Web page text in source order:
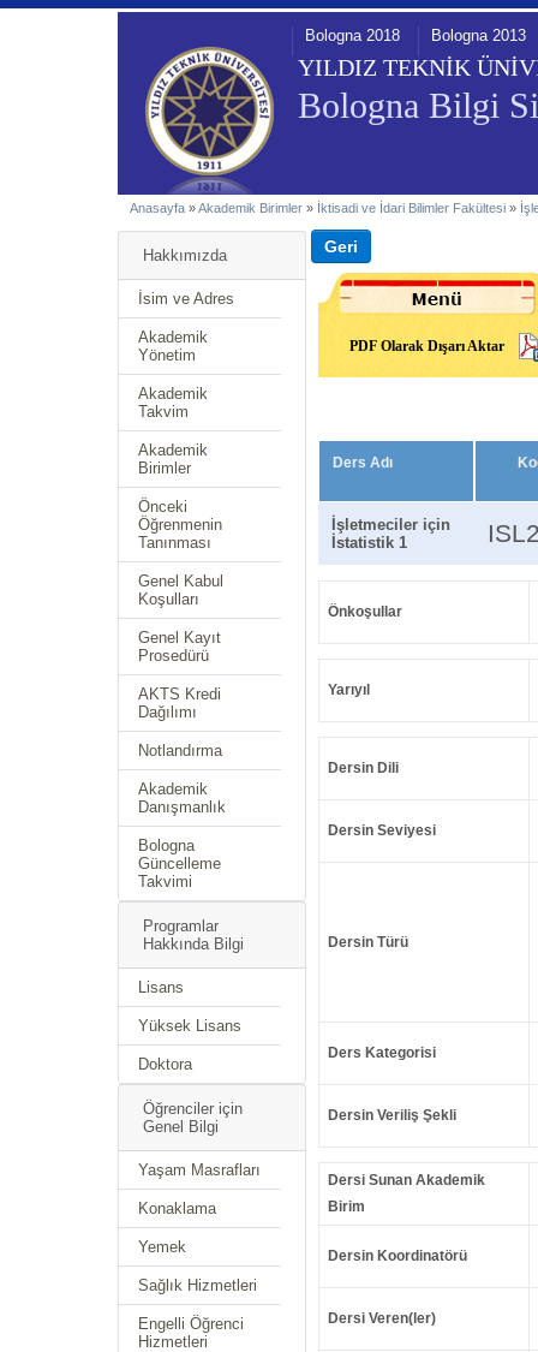
YILDIZ TEKNİK
Bologna Bilgi
Bologna 2018 Bologna 2013
Anasayfa »Akademik Birimler » İktisadi ve İdari Bilimler Fakültesi »
Hakkımızda
İsim ve Adres
Akademik
Yönetim
Akademik
Takvim
Akademik
Birimler
Önceki
Öğrenmenin
Tanınması
Genel Kabul
Koşulları
Genel Kayıt
Prosedürü
AKTS Kredi
Dağılımı
Notlandırma
Akademik
Danışmanlık
Bologna
Güncelleme
Takvimi
Programlar
Hakkında Bilgi
Lisans
Yüksek Lisans
Doktora
Öğrenciler için
Genel Bilgi
Yaşam Masrafları
Konaklama
Yemek
Sağlık Hizmetleri
Engelli Öğrenci
Hizmetleri
PDF Olarak Dışarı Aktar
Ders Adı
İşletmeciler için
İstatistik 1
Önkoşullar
Yarıyıl
Dersin Dili
Dersin Seviyesi
Dersin Türü
Ders Kategorisi
Dersin Veriliş Şekli
Dersi Sunan Akademik
Birim
Dersin Koordinatörü
Dersi Veren(ler)